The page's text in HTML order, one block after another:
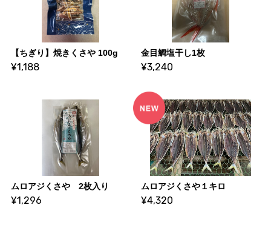
【ちぎり】焼きくさや 100g
¥1,188
金目鯛塩干し1枚
¥3,240
ムロアジくさや 2枚入り
¥1,296
ムロアジくさや１キロ
¥4,320